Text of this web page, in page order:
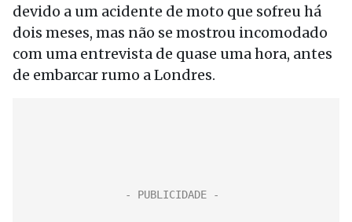
devido a um acidente de moto que sofreu há
dois meses, mas não se mostrou incomodado
com uma entrevista de quase uma hora, antes
de embarcar rumo a Londres.